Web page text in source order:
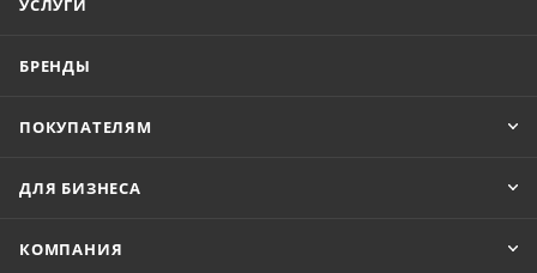
УСЛУГИ
БРЕНДЫ
ПОКУПАТЕЛЯМ
ДЛЯ БИЗНЕСА
КОМПАНИЯ